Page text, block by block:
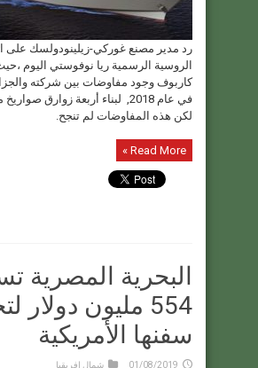
رد مدير مصنع غوركي-زيلينودولسك على
الروسية الرسمية ريا نوفوستي اليوم
كاربوف وجود مفاوضات بين شركته
لكن هذه المفاوضات لم تنجح.
Read More »
البحرية المصرية
554 مليون دولار
سفنها الأمريكية
01/08/2019 شمال إفريقيا